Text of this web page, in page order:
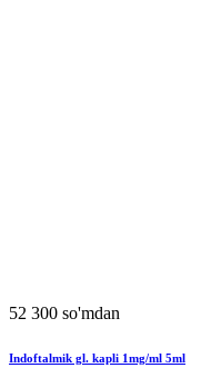
52 300 so'mdan
Indoftalmik gl. kapli 1mg/ml 5ml